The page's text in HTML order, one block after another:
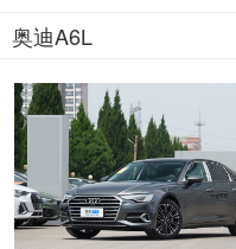
奥迪A6L